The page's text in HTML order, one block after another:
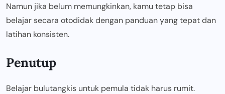
Namun jika belum memungkinkan, kamu tetap bisa
belajar secara otodidak dengan panduan yang tepat dan
latihan konsisten.
Penutup
Belajar bulutangkis untuk pemula tidak harus rumit.